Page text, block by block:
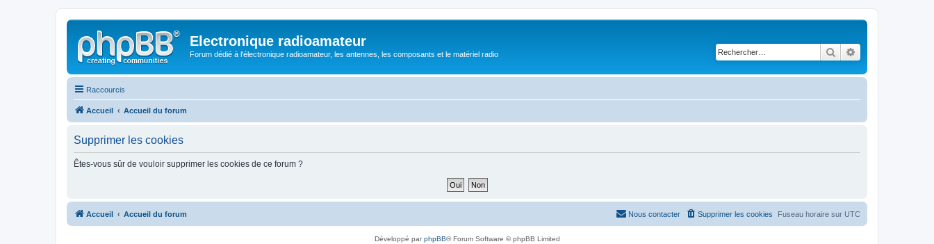
Electronique radioamateur
Forum dédié à l'électronique radioamateur, les antennes, les composants et le matériel radio Rechercher
Raccourcis
Accueil Accueil du forum
Supprimer les cookies
Êtes-vous sûr de vouloir supprimer les cookies de ce forum ?
Accueil Accueil du forum Fuseau horaire sur UTC
Supprimer les cookies
Nous contacter
Développé parphpBB® Forum Software © phpBB Limited